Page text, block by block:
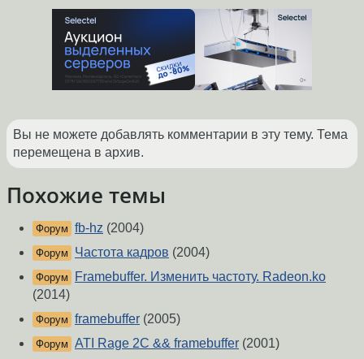
Вы не можете добавлять комментарии в эту тему. Тема
перемещена в архив.
Похожие темы
Форум fb-hz (2004)
Форум Частота кадров (2004)
Форум
Framebuffer. Изменить частоту. Radeon.ko
(2014)
Форум framebuffer (2005)
Форум ATI Rage 2C && framebuffer (2001)